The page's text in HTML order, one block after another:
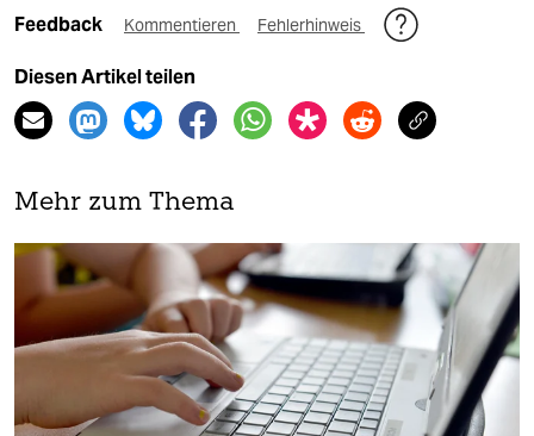
Feedback Kommentieren Fehlerhinweis
Diesen Artikel teilen
Mehr zum Thema